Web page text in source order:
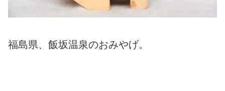
福島県、飯坂温泉のおみやげ。